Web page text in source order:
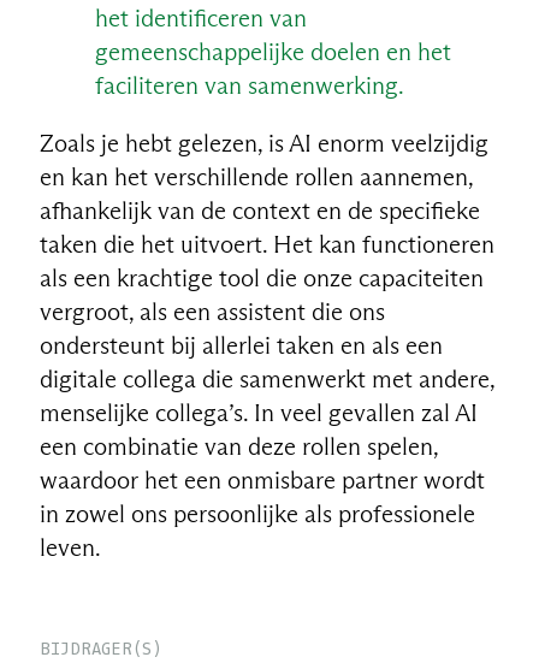
het identificeren van
gemeenschappelijke doelen en het
faciliteren van samenwerking.
Zoals je hebt gelezen, is AI enorm veelzijdig
en kan het verschillende rollen aannemen,
afhankelijk van de context en de specifieke
taken die het uitvoert. Het kan functioneren
als een krachtige tool die onze capaciteiten
vergroot, als een assistent die ons
ondersteunt bij allerlei taken en als een
digitale collega die samenwerkt met andere,
menselijke collega’s. In veel gevallen zal AI
een combinatie van deze rollen spelen,
waardoor het een onmisbare partner wordt
in zowel ons persoonlijke als professionele
leven.
BIJDRAGER(S)